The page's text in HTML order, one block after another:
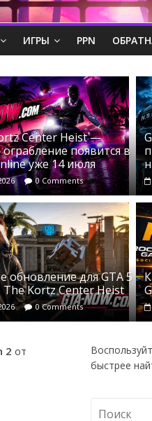
ИГРЫ PPN
Center Heist —
появится в
уже 14 июля
0 Comments
обновление для GTA 5
The Kortz Center Heist
0 Comments
2 от
быстрее